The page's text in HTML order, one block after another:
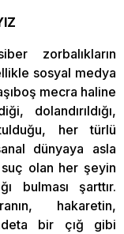
zorbalıkların
sosyal medya
mecra haline
dolandırıldığı,
her türlü
dünyaya asla
olan her şeyin
bulması şarttır.
hakaretin,
adeta bir çığ gibi